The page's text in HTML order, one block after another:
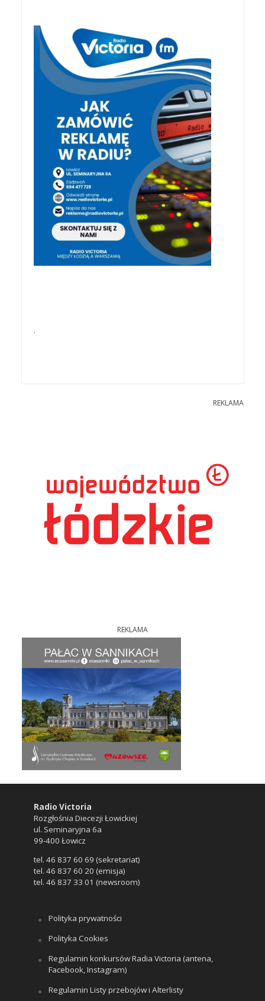
.
REKLAMA
REKLAMA
Radio Victoria
Rozgłośnia Diecezji Łowickiej
ul. Seminaryjna 6a
99-400 Łowicz
tel. 46 837 60 69 (sekretariat)
tel. 46 837 60 20 (emisja)
tel. 46 837 33 01 (newsroom)
Polityka prywatności
Polityka Cookies
Regulamin konkursów Radia Victoria (antena,
Facebook, Instagram)
Regulamin Listy przebojów i Alterlisty